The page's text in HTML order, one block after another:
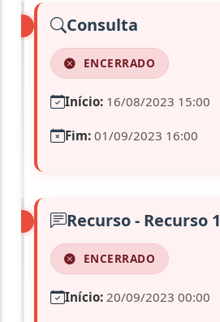
Consulta
ENCERRADO
Início: 16/08/2023 15:00
Fim: 01/09/2023 16:00
Recurso - Recurso 1
ENCERRADO
Início: 20/09/2023 00:00